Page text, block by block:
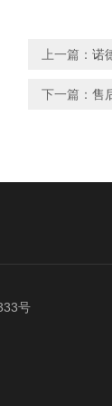
上一篇： 诺
下一篇： 售
号